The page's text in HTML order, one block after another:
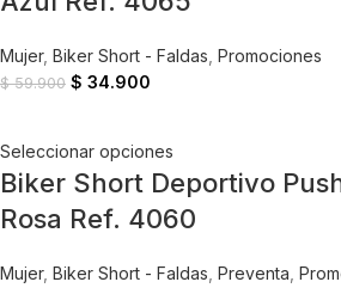
Mujer, Biker Short - Faldas Promociones
$59.900 $ 34.900
Seleccionar opciones
Biker Short Deportivo
Rosa Ref. 4060
Mujer, Biker Short - Faldas Preventa